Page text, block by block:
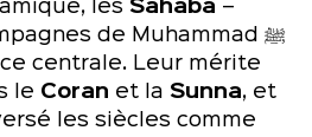
les Sahaba –
de Muhammad
centrale. Leur mérite
le Coran et la Sunna, et
les siècles comme